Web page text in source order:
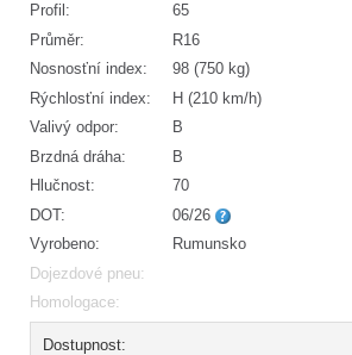
Profil:
65
Průměr:
R16
Nosnosťní index:
98 (750 kg)
Rýchlosťní index:
H (210 km/h)
Valivý odpor:
B
Brzdná dráha:
B
Hlučnost:
70
DOT:
06/26
Vyrobeno:
Rumunsko
Dojezdové pneu:
Homologace:
Dostupnost: